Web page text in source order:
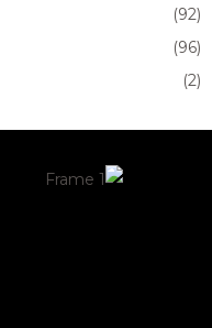
(92)
(96)
(2)